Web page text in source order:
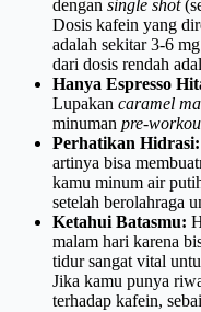
dengan single shot
Dosis kafein yang
adalah sekitar 3-6
dari dosis rendah
Hanya Espresso
Lupakan caramel
minuman pre-
Perhatikan Hidrasi:
artinya bisa
kamu minum air
setelah berolahraga
Ketahui Batasmu:
malam hari karena
tidur sangat vital
Jika kamu punya
terhadap kafein,